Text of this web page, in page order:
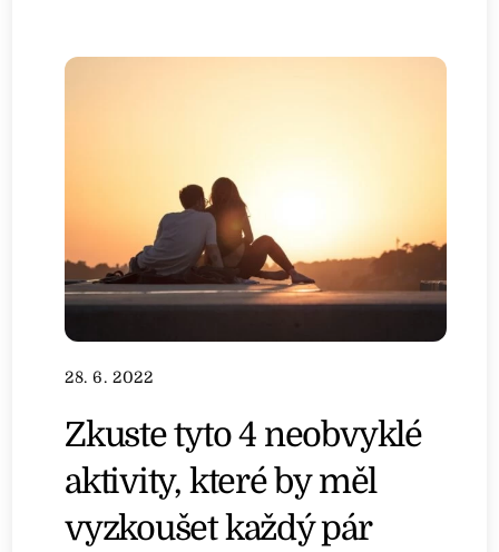
28. 6. 2022
Zkuste tyto 4 neobvyklé
aktivity, které by měl
vyzkoušet každý pár